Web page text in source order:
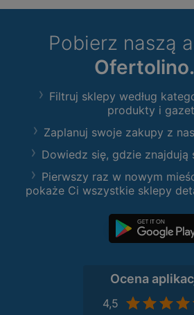
Pobierz naszą
Filtruj sklepy według
produkty i
Zaplanuj swoje zakupy z
Dowiedz się, gdzie znajdują
Pierwszy raz w nowym
pokaże Ci wszystkie sklepy
Ocena
4,5